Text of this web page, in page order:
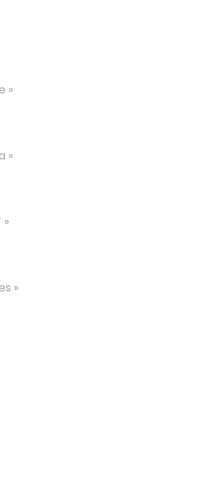
»
»
»
»